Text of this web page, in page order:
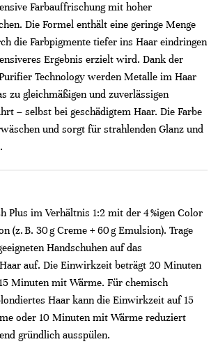
Farbauffrischung mit hoher
Die Formel enthält eine geringe Menge
die Farbpigmente tiefer ins Haar eindringen
Ergebnis erzielt wird. Dank der
Technology werden Metalle im Haar
zu gleichmäßigen und zuverlässigen
– selbst bei geschädigtem Haar. Die Farbe
und sorgt für strahlenden Glanz und
Plus im Verhältnis 1:2 mit der 4 %igen Color
(z. B. 30 g Creme + 60 g Emulsion). Trage
Handschuhen auf das
auf. Die Einwirkzeit beträgt 20 Minuten
Minuten mit Wärme. Für chemisch
Haar kann die Einwirkzeit auf 15
oder 10 Minuten mit Wärme reduziert
gründlich ausspülen.